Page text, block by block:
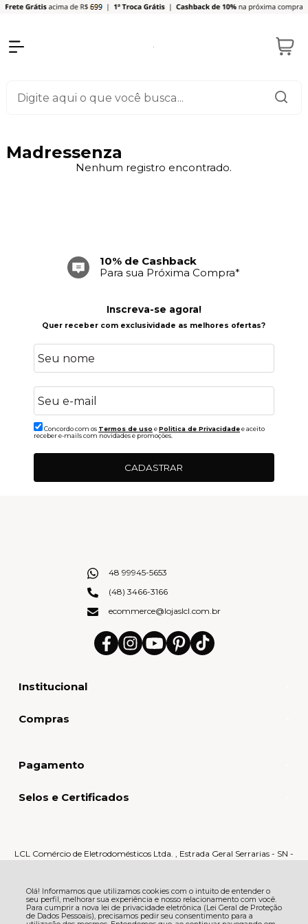
Olá! Informamos que utilizamos cookies com o intuito de entender o
seu perfil, melhorar sua experiência e nosso relacionamento com você.
Para cumprir a nova lei de privacidade eletrônica (Lei Geral de Proteção
de Dados Pessoais), precisamos pedir seu consentimento para a
Madressenza
Nenhum registro encontrado.
10% de Cashback
Para sua Próxima Compra*
Inscreva-se agora!
Quer receber com exclusividade as melhores ofertas?
Concordo com os Termos de uso ePolitica de Privacidadee aceito
receber e-mails com novidades e promoções.
CADASTRAR
Institucional
Compras
48 99945-5653
(48) 3466-3166
ecommerce@lojaslcl.com.br
Pagamento
Selos e Certificados
LCL Comércio de Eletrodomésticos Ltda. , Estrada Geral Serrarias - SN -
Serrarias - 88870-000 - Orleans - SC